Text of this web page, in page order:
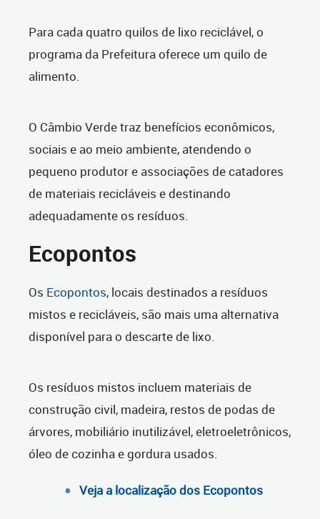
Para cada quatro quilos de lixo reciclável, o
programa da Prefeitura oferece um quilo de
alimento.
O Câmbio Verde traz benefícios econômicos,
sociais e ao meio ambiente, atendendo o
pequeno produtor e associações de catadores
de materiais recicláveis e destinando
adequadamente os resíduos.
Ecopontos
Os Ecopontos, locais destinados a resíduos
mistos e recicláveis, são mais uma alternativa
disponível para o descarte de lixo.
Os resíduos mistos incluem materiais de
construção civil, madeira, restos de podas de
árvores, mobiliário inutilizável, eletroeletrônicos,
óleo de cozinha e gordura usados.
Veja a localização dos Ecopontos